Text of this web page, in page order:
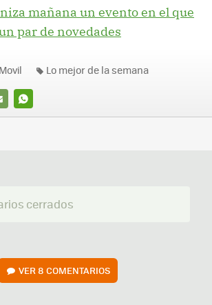
mañana un evento en el que
par de novedades
WHATSAPP
Lo mejor de la semana
cerrados
VER8 COMENTARIOS